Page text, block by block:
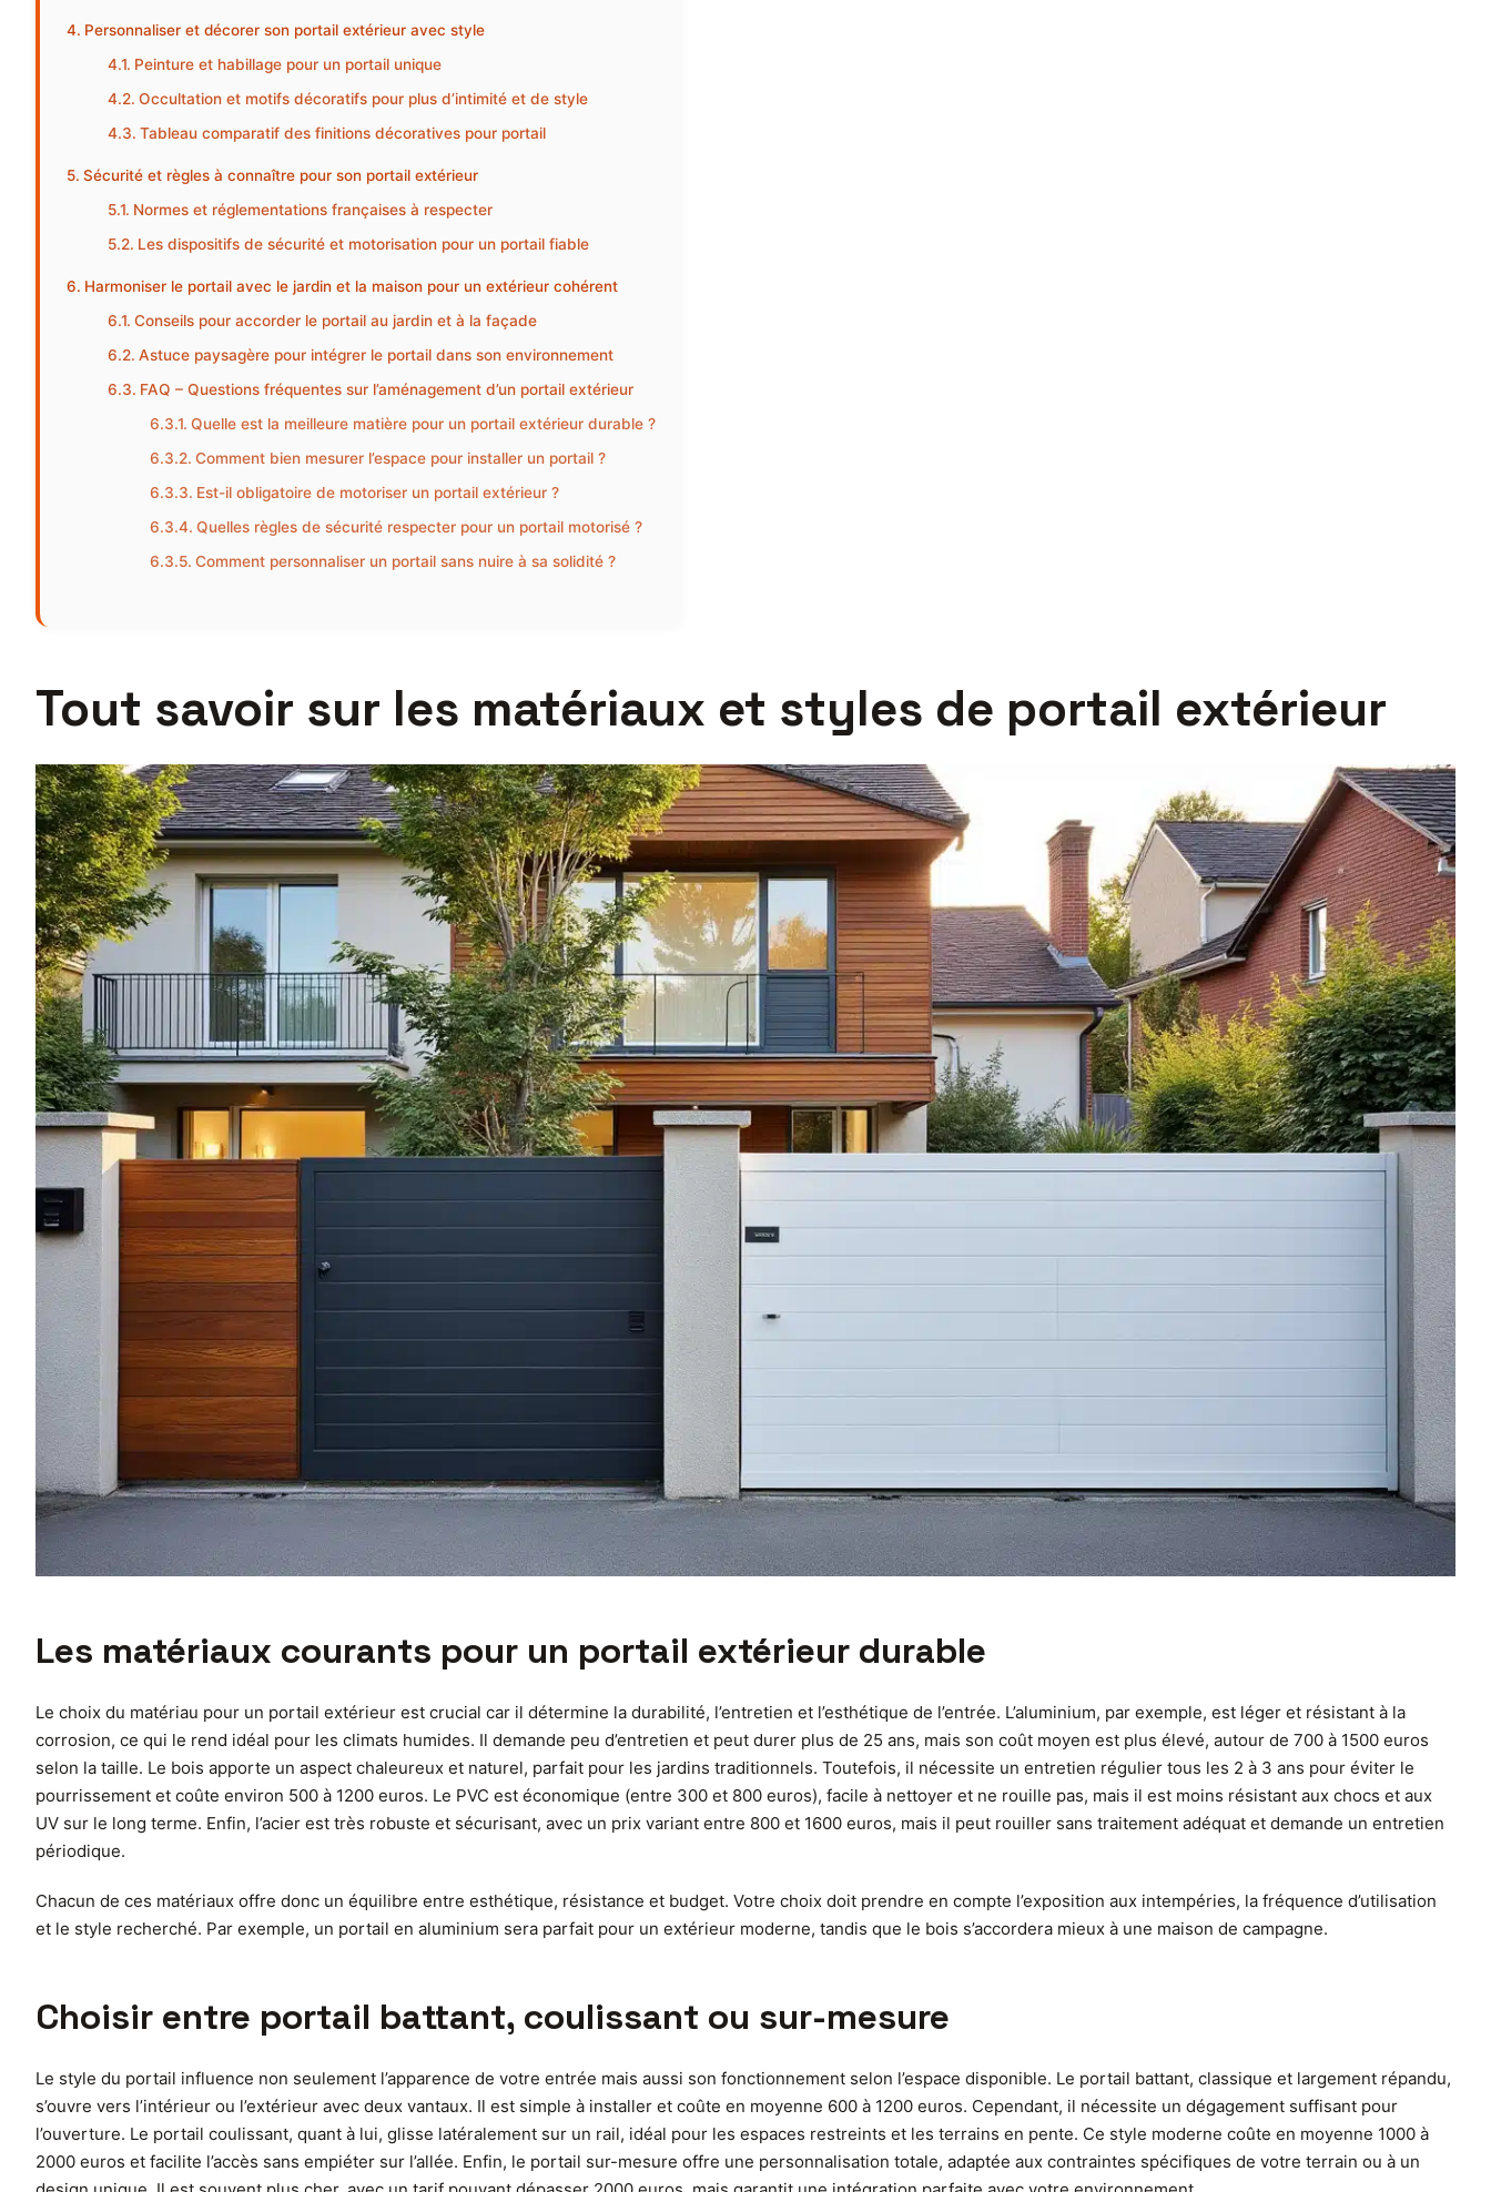
Personnaliser et décorer son portail extérieur avec style
Peinture et habillage pour un portail unique
Occultation et motifs décoratifs pour plus d’intimité et de style
Tableau comparatif des finitions décoratives pour portail
Sécurité et règles à connaître pour son portail extérieur
Normes et réglementations françaises à respecter
Les dispositifs de sécurité et motorisation pour un portail fiable
Harmoniser le portail avec le jardin et la maison pour un extérieur cohérent
Conseils pour accorder le portail au jardin et à la façade
Astuce paysagère pour intégrer le portail dans son environnement
FAQ – Questions fréquentes sur l’aménagement d’un portail extérieur
Quelle est la meilleure matière pour un portail extérieur durable ?
Comment bien mesurer l’espace pour installer un portail ?
Est-il obligatoire de motoriser un portail extérieur ?
Quelles règles de sécurité respecter pour un portail motorisé ?
Comment personnaliser un portail sans nuire à sa solidité ?
Tout savoir sur les matériaux et styles de portail extérieur
Les matériaux courants pour un portail extérieur durable
Le choix du matériau pour un portail extérieur est crucial car il détermine la durabilité, l’entretien et l’esthétique de l’entrée. L’aluminium, par exemple, est léger et résistant à la
corrosion, ce qui le rend idéal pour les climats humides. Il demande peu d’entretien et peut durer plus de 25 ans, mais son coût moyen est plus élevé, autour de 700 à 1500 euros
selon la taille. Le bois apporte un aspect chaleureux et naturel, parfait pour les jardins traditionnels. Toutefois, il nécessite un entretien régulier tous les 2 à 3 ans pour éviter le
pourrissement et coûte environ 500 à 1200 euros. Le PVC est économique (entre 300 et 800 euros), facile à nettoyer et ne rouille pas, mais il est moins résistant aux chocs et aux
UV sur le long terme. Enfin, l’acier est très robuste et sécurisant, avec un prix variant entre 800 et 1600 euros, mais il peut rouiller sans traitement adéquat et demande un entretien
périodique.
Chacun de ces matériaux offre donc un équilibre entre esthétique, résistance et budget. Votre choix doit prendre en compte l’exposition aux intempéries, la fréquence d’utilisation
et le style recherché. Par exemple, un portail en aluminium sera parfait pour un extérieur moderne, tandis que le bois s’accordera mieux à une maison de campagne.
Choisir entre portail battant, coulissant ou sur-mesure
Le style du portail influence non seulement l’apparence de votre entrée mais aussi son fonctionnement selon l’espace disponible. Le portail battant, classique et largement répandu,
s’ouvre vers l’intérieur ou l’extérieur avec deux vantaux. Il est simple à installer et coûte en moyenne 600 à 1200 euros. Cependant, il nécessite un dégagement suffisant pour
l’ouverture. Le portail coulissant, quant à lui, glisse latéralement sur un rail, idéal pour les espaces restreints et les terrains en pente. Ce style moderne coûte en moyenne 1000 à
2000 euros et facilite l’accès sans empiéter sur l’allée. Enfin, le portail sur-mesure offre une personnalisation totale, adaptée aux contraintes spécifiques de votre terrain ou à un